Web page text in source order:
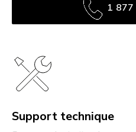
1
Support technique